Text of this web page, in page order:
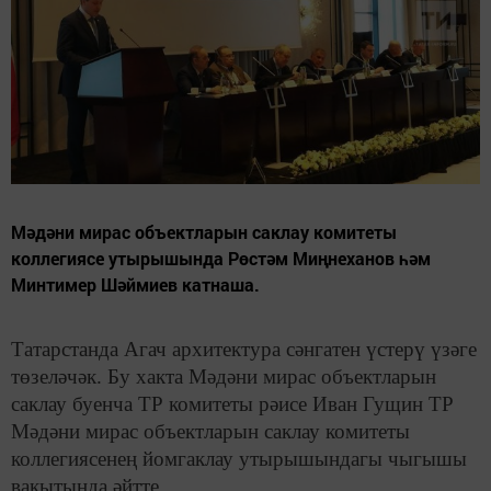
Мәдәни мирас объектларын саклау комитеты
коллегиясе утырышында Рөстәм Миңнеханов һәм
Минтимер Шәймиев катнаша.
Татарстанда Агач архитектура сәнгатен үстерү үзәге
төзеләчәк. Бу хакта Мәдәни мирас объектларын
саклау буенча ТР комитеты рәисе Иван Гущин ТР
Мәдәни мирас объектларын саклау комитеты
коллегиясенең йомгаклау утырышындагы чыгышы
вакытында әйтте.